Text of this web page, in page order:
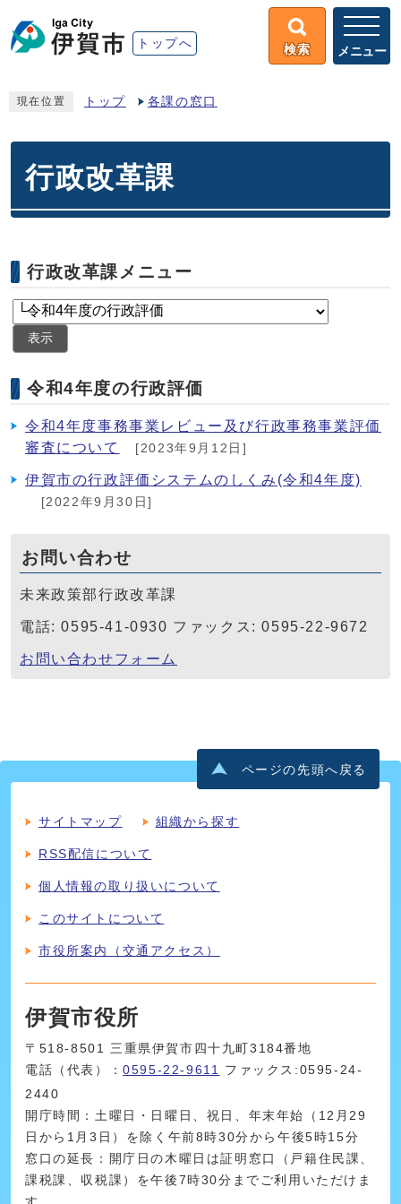
トップへ 検索 メニュー
現在位置 トップ 各課の窓口
行政改革課
行政改革課メニュー
表示
令和4年度の行政評価
令和4年度事務事業レビュー及び行政事務事業評価
審査について
[2023年9月12日]
伊賀市の行政評価システムのしくみ(令和4年度)
[2022年9月30日]
お問い合わせ
未来政策部行政改革課
電話: 0595-41-0930 ファックス: 0595-22-9672
お問い合わせフォーム
ページの先頭へ戻る
サイトマップ 組織から探す
RSS配信について
個人情報の取り扱いについて
このサイトについて
市役所案内（交通アクセス）
伊賀市役所
〒518-8501 三重県伊賀市四十九町3184番地
電話（代表）：0595-22-9611
ファックス:0595-24-
2440
開庁時間：土曜日・日曜日、祝日、年末年始（12月29
日から1月3日）を除く午前8時30分から午後5時15分
窓口の延長：開庁日の木曜日は証明窓口（戸籍住民課、
課税課、収税課）を午後7時30分までご利用いただけま